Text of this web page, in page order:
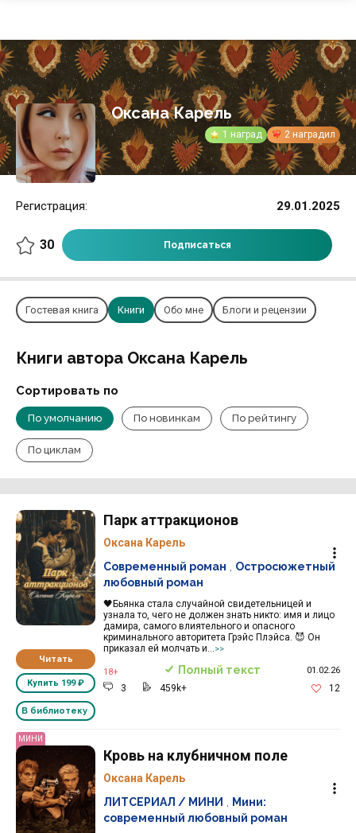
Оксана Карель
1 наград 2 наградил
29.01.2025
Регистрация:
30 Подписаться
Гостевая книга Книги Обо мне Блоги и рецензии
Книги автора Оксана Карель
Сортировать по
По умолчанию По новинкам По рейтингу
По циклам
Читать
Купить 199 ₽
В библиотеку
Парк аттракционов
Оксана Карель
🖤Бьянка стала случайной свидетельницей и
узнала то, чего не должен знать никто: имя и лицо
дамира, самого влиятельного и опасного
криминального авторитета Грэйс Плэйса. 😈 Он
приказал ей молчать и...>>
Современный роман
Остросюжетный
любовный роман
18+ Полный текст 01.02.26
3 459k+ 12
МИНИ
Кровь на клубничном поле
Оксана Карель
ЛИТСЕРИАЛ / МИНИ
Мини:
современный любовный роман